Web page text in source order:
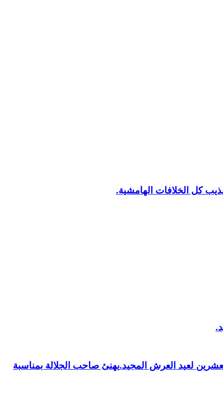
كل الخلافات الهامشية.
لعيد العرش المجيد.يهنئ صاحب الجلالة بمناسبة